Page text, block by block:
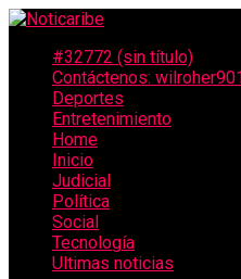
#32772 (sin título)
Contáctenos:
Deportes
Entretenimiento
Home
Inicio
Judicial
Política
Social
Tecnología
Ultimas noticias